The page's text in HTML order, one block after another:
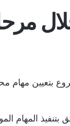
بتعيين مهام
بتنفيذ المهام